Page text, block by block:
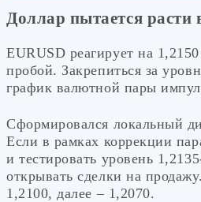
Доллар пытается расти
EURUSD реагирует на
пробой. Закрепиться за
график валютной пары
Сформировался локальный
Если в рамках коррекции
и тестировать уровень
открывать сделки на
1,2100, далее – 1,2070.